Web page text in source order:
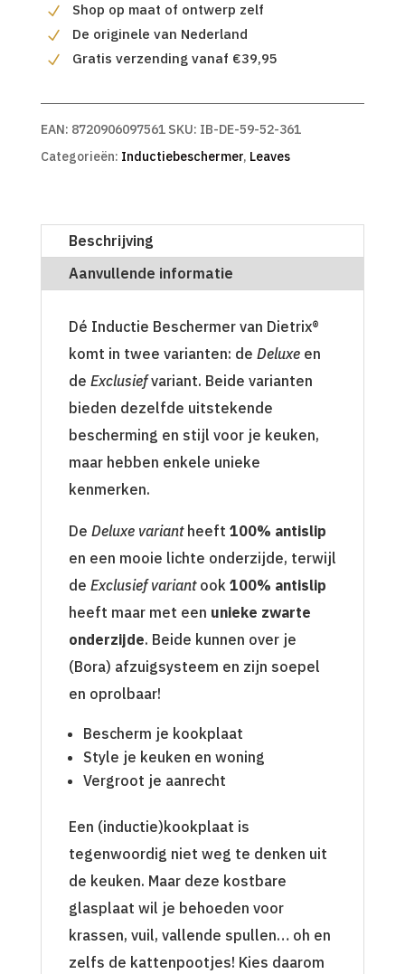
Shop op maat of ontwerp zelf
De originele van Nederland
Gratis verzending vanaf €39,95
EAN: 8720906097561 SKU: IB-DE-59-52-361
Categorieën: Inductiebeschermer, Leaves
Beschrijving
Aanvullende informatie
Dé Inductie Beschermer van Dietrix®
komt in twee varianten: de Deluxeen
de Exclusiefvariant. Beide varianten
bieden dezelfde uitstekende
bescherming en stijl voor je keuken,
maar hebben enkele unieke
kenmerken.
De Deluxe variantheeft 100% antislip
en een mooie lichte onderzijde, terwijl
de Exclusief variantook 100% antislip
heeft maar met een unieke zwarte
onderzijde. Beide kunnen over je
(Bora) afzuigsysteem en zijn soepel
en oprolbaar!
Bescherm je kookplaat
Style je keuken en woning
Vergroot je aanrecht
Een (inductie)kookplaat is
tegenwoordig niet weg te denken uit
de keuken. Maar deze kostbare
glasplaat wil je behoeden voor
krassen, vuil, vallende spullen… oh en
zelfs de kattenpootjes! Kies daarom